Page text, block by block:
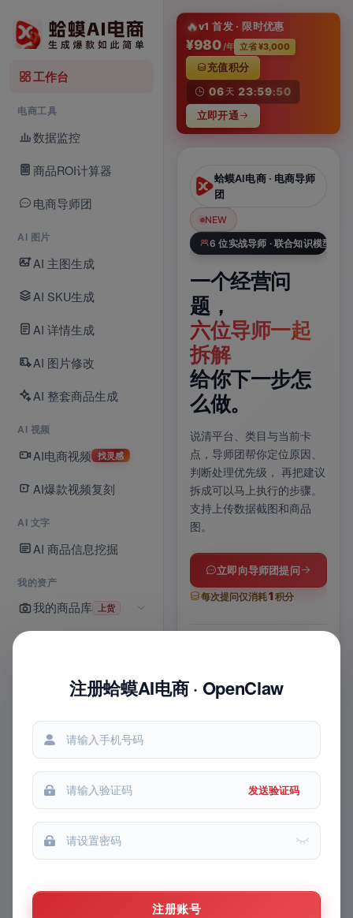
工作台
电商工具
数据监控
商品ROI计算器
电商导师团
AI 图片
AI 主图生成
AI SKU生成
AI 详情生成
AI 图片修改
AI 整套商品生成
AI 视频
AI电商视频 找灵感
AI爆款视频复刻
AI 文字
AI 商品信息挖掘
我的资产
我的商品库 上货
我的推广
🔥v1 首发 · 限时优惠
¥980/年 立省 ¥3,000
06 天 23:59:49
充值积分
立即开通
蛤蟆AI电商 · AI
一键生成带声
电商视频
70 条灵感库已
库，
爆款镜头模板一键带入
提示词，适配抖音 / 快手 /
商品卡多比例。
平台
多比例适配
1键
智能配乐
蛤蟆AI电商 · 电商导师
团
NEW
6 位实战导师 · 联合知识模型
一个经营问
题，
六位导师一起
拆解
给你下一步怎
么做。
说清平台、类目与当前卡
点，导师团帮你定位原因、
判断处理优先级， 再把建议
拆成可以马上执行的步骤。
支持上传数据截图和商品
图。
立即向导师团提问
每次提问仅消耗1 积分
图 文 1
一张
视频已上线，AI 全
注册蛤蟆AI电商 · OpenClaw
发送验证码
注册账号